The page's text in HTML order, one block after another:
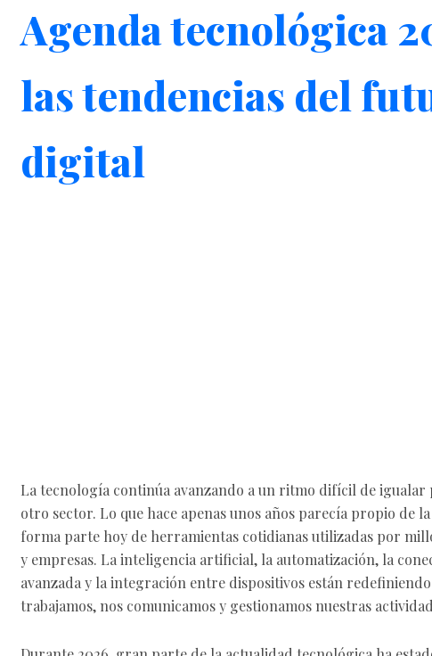
Agenda tecnológica
las tendencias del
digital
La tecnología continúa avanzando a un ritmo difícil de igualar
otro sector. Lo que hace apenas unos años parecía propio de
forma parte hoy de herramientas cotidianas utilizadas por
y empresas. La inteligencia artificial, la automatización, la
avanzada y la integración entre dispositivos están
trabajamos, nos comunicamos y gestionamos nuestras